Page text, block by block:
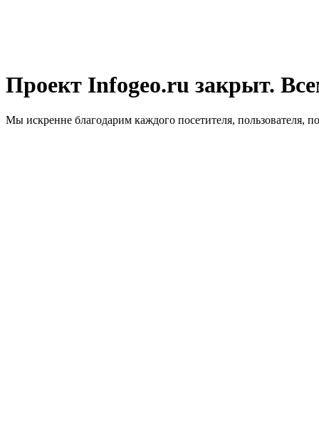
Проект Infogeo.ru закрыт.
Мы искренне благодарим каждого посетителя, пользователя,